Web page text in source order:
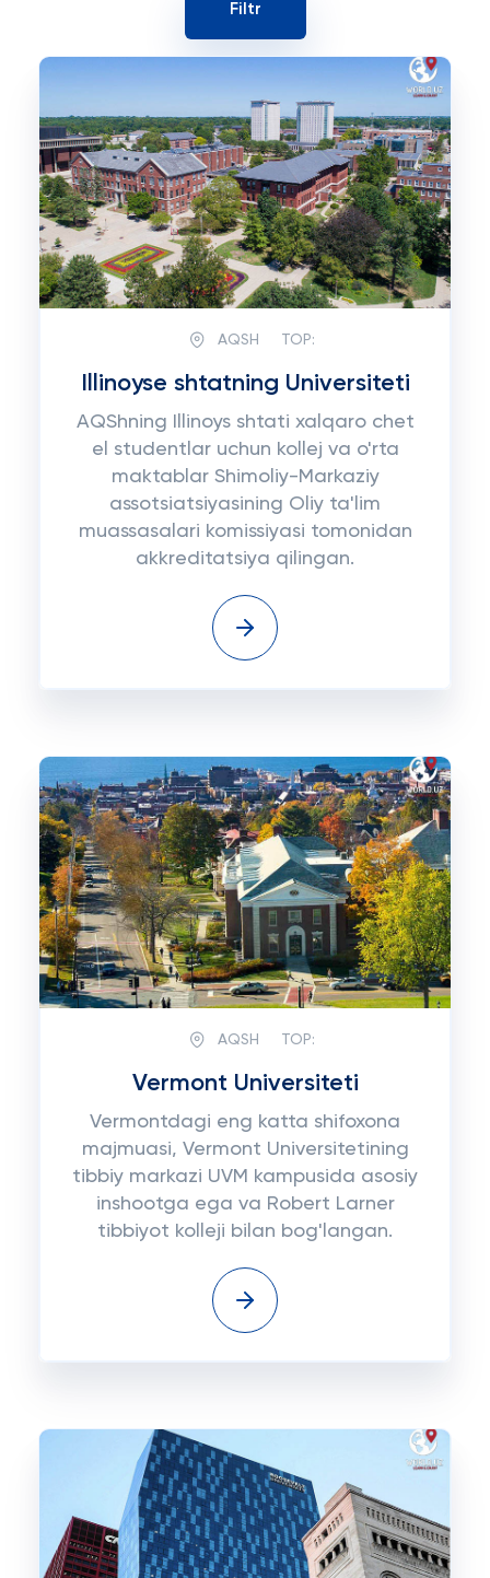
AQSH TOP:
Illinoyse shtatning Universiteti
AQShning Illinoys shtati xalqaro chet
el studentlar uchun kollej va o'rta
maktablar Shimoliy-Markaziy
assotsiatsiyasining Oliy ta'lim
muassasalari komissiyasi tomonidan
akkreditatsiya qilingan.
AQSH TOP:
Vermont Universiteti
Vermontdagi eng katta shifoxona
majmuasi, Vermont Universitetining
tibbiy markazi UVM kampusida asosiy
inshootga ega va Robert Larner
tibbiyot kolleji bilan bog'langan.